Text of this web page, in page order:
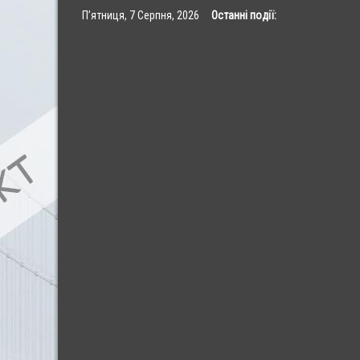
П’ятниця, 7 Серпня, 2026 Останні події: